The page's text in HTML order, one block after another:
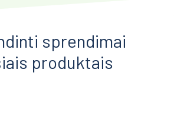
sprendimai
produktais